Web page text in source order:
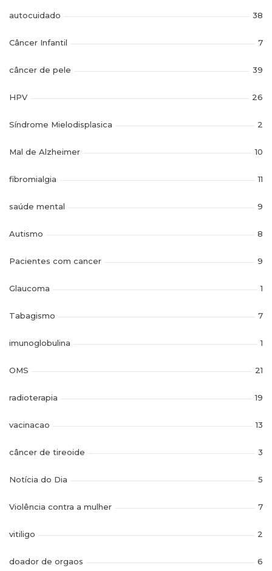
autocuidado 38
Câncer Infantil 7
câncer de pele 39
HPV 26
Síndrome Mielodisplasica 2
Mal de Alzheimer 10
fibromialgia 11
saúde mental 9
Autismo 8
Pacientes com cancer 9
Glaucoma 1
Tabagismo 7
imunoglobulina 1
OMS 21
radioterapia 19
vacinacao 13
câncer de tireoide 3
Notícia do Dia 5
Violência contra a mulher 7
vitiligo 2
doador de orgaos 6